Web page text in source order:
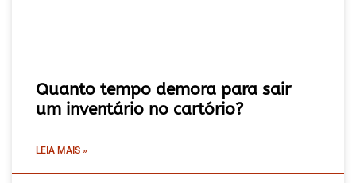
Quanto tempo demora para sair
um inventário no cartório?
LEIA MAIS »